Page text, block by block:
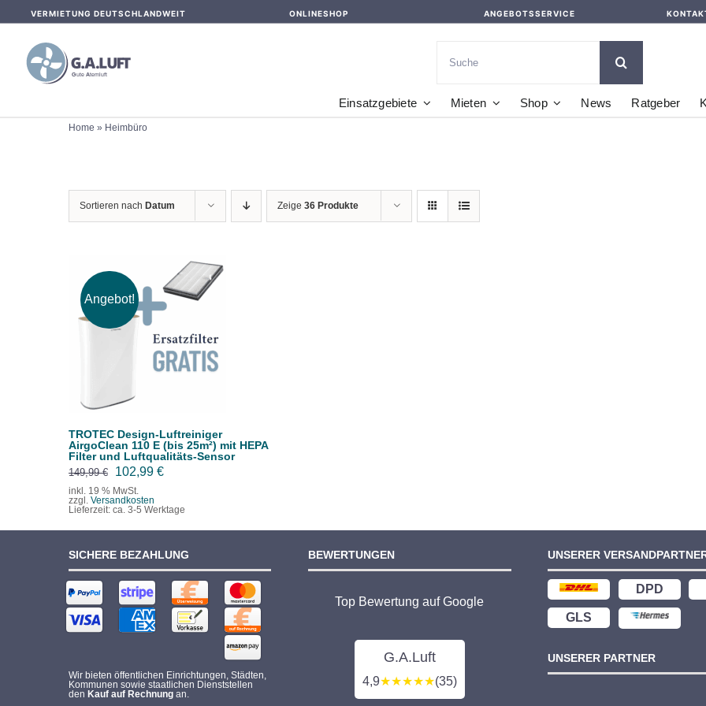
content
VERMIETUNG DEUTSCHLANDWEIT ONLINESHOP ANGEBOTSSERVICE
nach:
Einsatzgebiete Mieten Shop News Ratgeber
Home » Heimbüro
Sortieren nach Datum Zeige 36 Produkte
Angebot!
IN DEN WARENKORB
DETAILS
TROTEC Design-Luftreiniger
AirgoClean 110 E (bis 25m²) mit HEPA
Filter und Luftqualitäts-Sensor
149,99€
Ursprünglicher
Preis
war:
149,99 €
102,99 €Aktueller
ist:
102,99 €.
inkl. 19 % MwSt.
zzgl. Versandkosten
Lieferzeit: ca. 3-5 Werktage
SICHERE BEZAHLUNG
Wir bieten öffentlichen Einrichtungen, Städten,
Kommunen sowie staatlichen Dienststellen
den Kauf auf Rechnungan.
BEWERTUNGEN
Top Bewertung auf Google
G.A.Luft
4,9★★★★★(35)
UNSERER
DPD
GLS
UNSERER PARTNER